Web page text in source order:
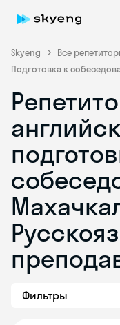
Skyeng Все
Подготовка к
Фильтры
Skyeng Chat